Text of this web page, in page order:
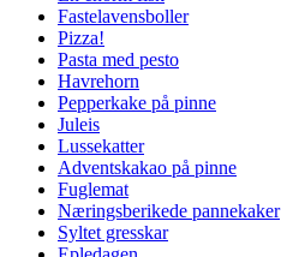
Fastelavensboller
Pizza!
Pasta med pesto
Havrehorn
Pepperkake på pinne
Juleis
Lussekatter
Adventskakao på pinne
Fuglemat
Næringsberikede pannekaker
Syltet gresskar